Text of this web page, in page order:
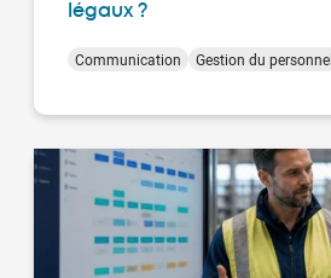
légaux ?
Communication Gestion du personnel